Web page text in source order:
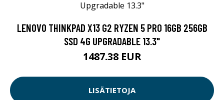
LENOVO THINKPAD X13 G2 RYZEN 5 PRO 16GB 256GB
SSD 4G UPGRADABLE 13.3"
1487.38 EUR
LISÄTIETOJA